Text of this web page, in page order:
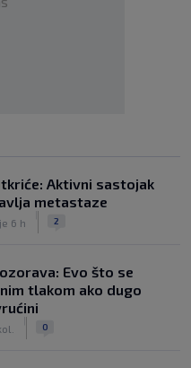
Aktivni sastojak
metastaze
6 h 2
Evo što se
tlakom ako dugo
0